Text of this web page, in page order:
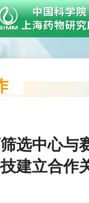
选中心与
建立合作